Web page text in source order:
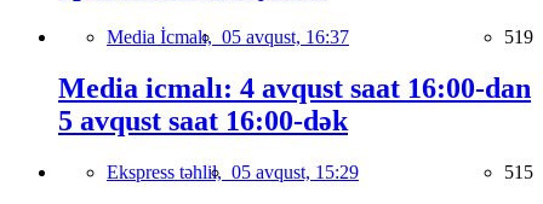
Media İcmalı, 05 avqust, 16:37 519
Media icmalı: 4 avqust saat 16:00-dan
5 avqust saat 16:00-dək
Ekspress təhlil, 05 avqust, 15:29 515